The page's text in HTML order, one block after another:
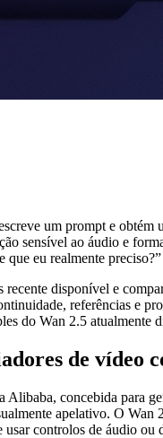
um prompt e
sensível ao áudio e
eu realmente preciso?”
disponível e
referências e
do Wan 2.5 atualmente
de vídeo
concebida para
apelativo. O
controlos de áudio